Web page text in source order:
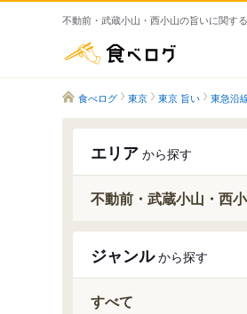
不動前・武蔵小山・西小山の旨いに関す
食べログ 東京 東京 旨い 東急沿
エリア から探す
不動前・武蔵小山・西
ジャンルから探す
すべて